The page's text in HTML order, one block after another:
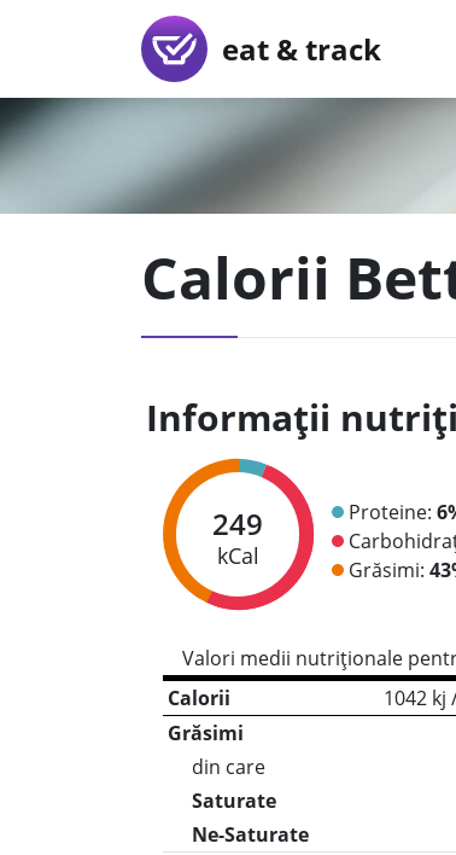
eat & track
Calorii
Informații
249
kCal
Proteine:
Grăsimi:
Valori medii nutriționale
Calorii
1042 kj
Grăsimi
din care
Saturate
Ne-Saturate